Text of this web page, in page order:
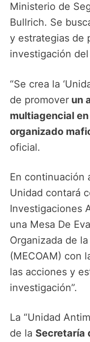
Ministerio de
Bullrich. Se
y estrategias de
investigación
“Se crea la
de promover un
multiagencial
organizado
oficial.
En continuación
Unidad contará
Investigaciones
una Mesa De
Organizada de
(MECOAM) con
las acciones y
investigación”.
La “Unidad
de la Secretaría